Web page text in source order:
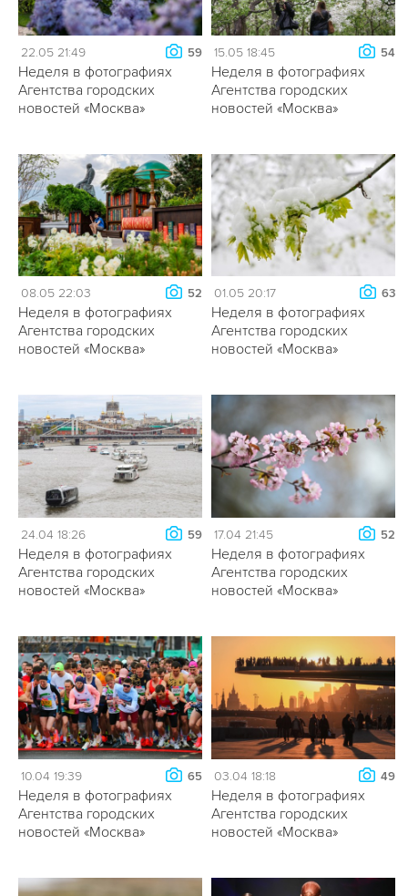
22.05 21:49 59
Неделя в фотографиях
Агентства городских
новостей «Москва»
15.05 18:45 54
Неделя в фотографиях
Агентства городских
новостей «Москва»
08.05 22:03 52
Неделя в фотографиях
Агентства городских
новостей «Москва»
01.05 20:17 63
Неделя в фотографиях
Агентства городских
новостей «Москва»
24.04 18:26 59
Неделя в фотографиях
Агентства городских
новостей «Москва»
17.04 21:45 52
Неделя в фотографиях
Агентства городских
новостей «Москва»
10.04 19:39 65
Неделя в фотографиях
Агентства городских
новостей «Москва»
03.04 18:18 49
Неделя в фотографиях
Агентства городских
новостей «Москва»